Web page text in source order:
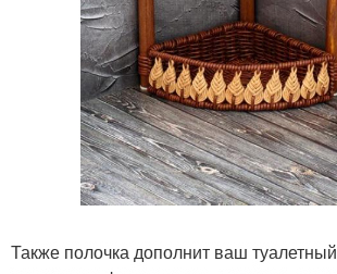
Также полочка дополнит ваш